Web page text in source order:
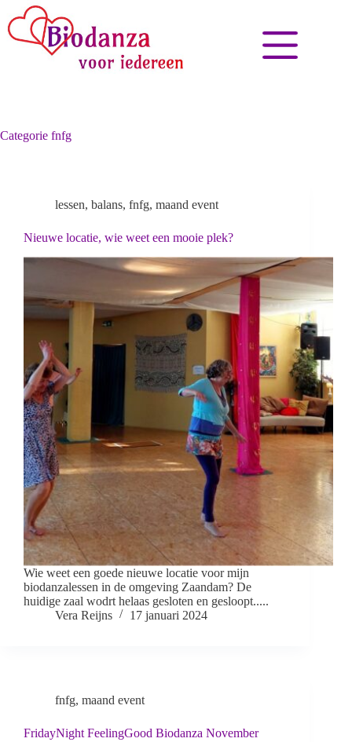
Categorie fnfg
lessen, balans, fnfg, maand event
Nieuwe locatie, wie weet een mooie plek?
Wie weet een goede nieuwe locatie voor mijn
biodanzalessen in de omgeving Zaandam? De
huidige zaal wodrt helaas gesloten en gesloopt.....
Vera Reijns
17 januari 2024
fnfg, maand event
FridayNight FeelingGood Biodanza November